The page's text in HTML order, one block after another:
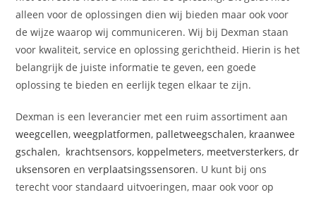
alleen voor de oplossingen dien wij bieden maar ook voor
de wijze waarop wij communiceren. Wij bij Dexman staan
voor kwaliteit, service en oplossing gerichtheid. Hierin is het
belangrijk de juiste informatie te geven, een goede
oplossing te bieden en eerlijk tegen elkaar te zijn.
Dexman is een leverancier met een ruim assortiment aan
weegcellen,weegplatformen, palletweegschalen, kraanwee
gschalen, krachtsensors, koppelmeters, meetversterkers,dr
uksensoren enverplaatsingssensoren. U kunt bij ons
terecht voor standaard uitvoeringen, maar ook voor op